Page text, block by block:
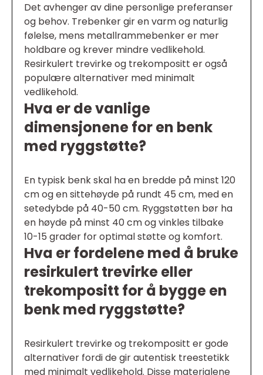
Det avhenger av dine personlige preferanser
og behov. Trebenker gir en varm og naturlig
følelse, mens metallrammebenker er mer
holdbare og krever mindre vedlikehold.
Resirkulert trevirke og trekompositt er også
populære alternativer med minimalt
vedlikehold.
Hva er de vanlige
dimensjonene for en benk
med ryggstøtte?
En typisk benk skal ha en bredde på minst 120
cm og en sittehøyde på rundt 45 cm, med en
setedybde på 40-50 cm. Ryggstøtten bør ha
en høyde på minst 40 cm og vinkles tilbake
10-15 grader for optimal støtte og komfort.
Hva er fordelene med å bruke
resirkulert trevirke eller
trekompositt for å bygge en
benk med ryggstøtte?
Resirkulert trevirke og trekompositt er gode
alternativer fordi de gir autentisk treestetikk
med minimalt vedlikehold. Disse materialene